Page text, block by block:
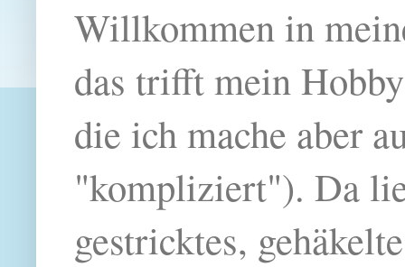
Willkommen in
das trifft mein
die ich mache aber
"kompliziert"). Da
gestricktes,